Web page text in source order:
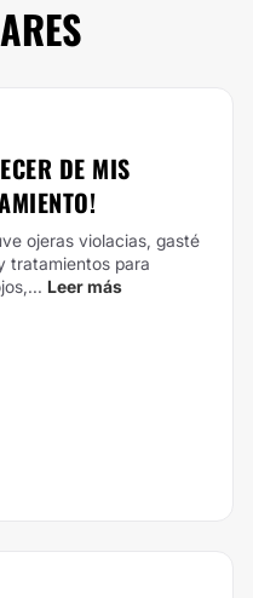
DE MIS
ojeras violacias, gasté
tratamientos para
Leer más